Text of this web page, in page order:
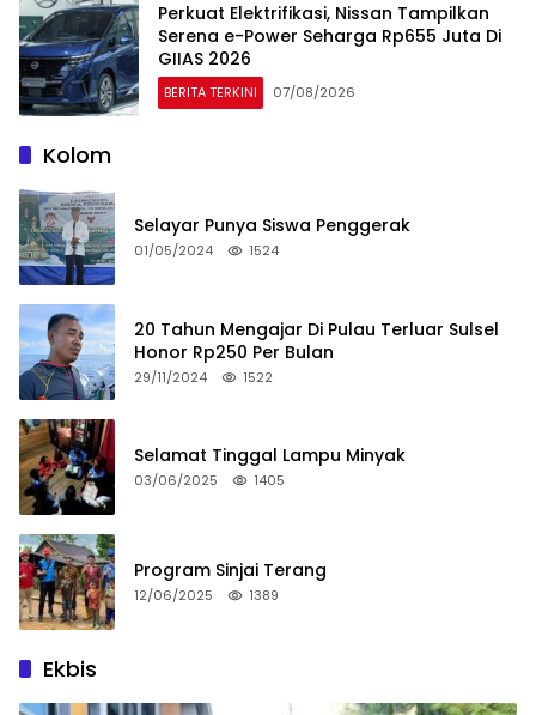
Perkuat Elektrifikasi, Nissan Tampilkan
Serena e-Power Seharga Rp655 Juta Di
GIIAS 2026
BERITA TERKINI 07/08/2026
Kolom
Selayar Punya Siswa Penggerak
01/05/2024 1524
20 Tahun Mengajar Di Pulau Terluar Sulsel
Honor Rp250 Per Bulan
29/11/2024 1522
Selamat Tinggal Lampu Minyak
03/06/2025 1405
Program Sinjai Terang
12/06/2025 1389
Ekbis